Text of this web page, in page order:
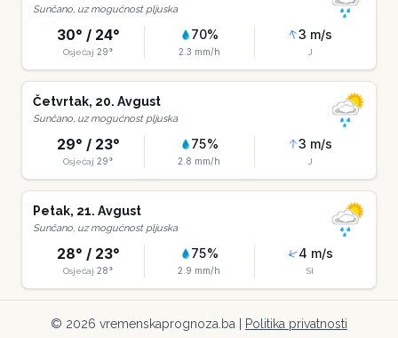
Sunčano, uz mogućnost pljuska
30° / 24°
Osjećaj 29°
70%
2.3 mm/h
3 m/s
J
Četvrtak, 20. Avgust
Sunčano, uz mogućnost pljuska
29° / 23°
Osjećaj 29°
75%
2.8 mm/h
3 m/s
J
Petak, 21. Avgust
Sunčano, uz mogućnost pljuska
28° / 23°
Osjećaj 28°
75%
2.9 mm/h
4 m/s
SI
© 2026 vremenskaprognoza.ba | Politika privatnosti